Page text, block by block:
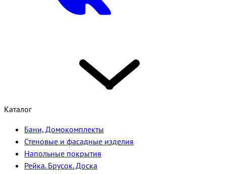
Каталог
Бани, Домокомплекты
Стеновые и фасадные изделия
Напольные покрытия
Рейка. Брусок. Доска